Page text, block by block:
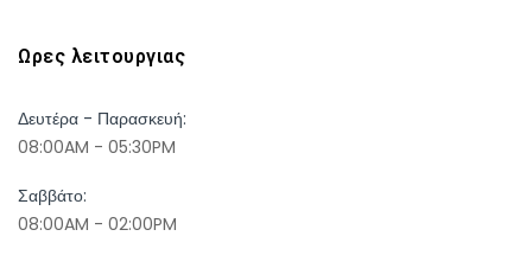
Ωρες λειτουργιας
Δευτέρα - Παρασκευή:
08:00AM - 05:30PM
Σαββάτο:
08:00AM - 02:00PM